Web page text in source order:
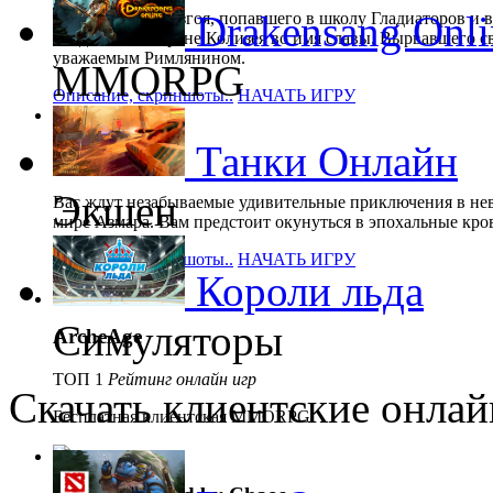
Путь римского изгоя, попавшего в школу Гладиаторов и
поединках на арене Колизея во имя славы. Вырвавшего
уважаемым Римлянином.
Описание, скриншоты.. НАЧАТЬ ИГРУ
Karos
Вас ждут незабываемые удивительные приключения в
мире Азмара. Вам предстоит окунуться в эпохальные
Описание, скриншоты.. НАЧАТЬ ИГРУ
ArcheAge
ТОП 1 Рейтинг онлайн игр
Бесплатная клиентская MMORPG
Drakensang
MMORPG
Танки Онлайн
Экшен
Короли льда
Симуляторы
Скачать клиентские